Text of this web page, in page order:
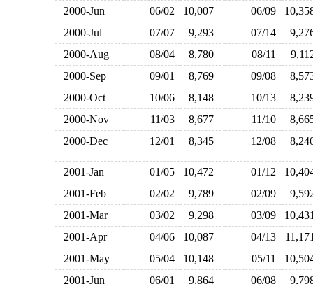
2000-Jun
06/02 10,007 06/09
2000-Jul
07/07 9,293 07/14
2000-Aug
08/04 8,780 08/11
2000-Sep
09/01 8,769 09/08
2000-Oct
10/06 8,148 10/13
2000-Nov
11/03 8,677 11/10
2000-Dec
12/01 8,345 12/08
2001-Jan 01/05 10,472 01/12
2001-Feb
02/02 9,789 02/09
2001-Mar
03/02 9,298 03/09
2001-Apr
04/06 10,087 04/13
2001-May
05/04 10,148 05/11
2001-Jun
06/01 9,864 06/08